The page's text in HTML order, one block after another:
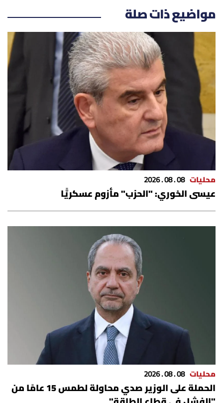
مواضيع ذات صلة
محليات 08 . 08 . 2026
عيسى الخوري: "الحزب" مأزوم عسكريًّا
محليات 08 . 08 . 2026
الحملة على الوزير صدي محاولة لطمس 15 عامًا من